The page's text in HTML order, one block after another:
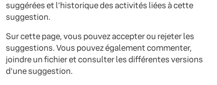
suggérées et l'historique des activités liées à cette
suggestion.
Sur cette page, vous pouvez accepter ou rejeter les
suggestions. Vous pouvez également commenter,
joindre un fichier et consulter les différentes versions
d'une suggestion.